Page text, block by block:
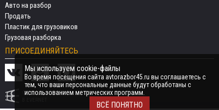
Авто на разбор
Продать
Пластик для грузовиков
Грузовая разборка
ПРИСОЕДИНЯЙТЕСЬ
СДЕЛАНО
Мы используем cookie-файлы
Во время посещения сайта avtorazbor45.ru вы соглашаетесь с
тем, что ваши персональные данные будут обработаны с
использованием метрических программ.
ВСЁ ПОНЯТНО